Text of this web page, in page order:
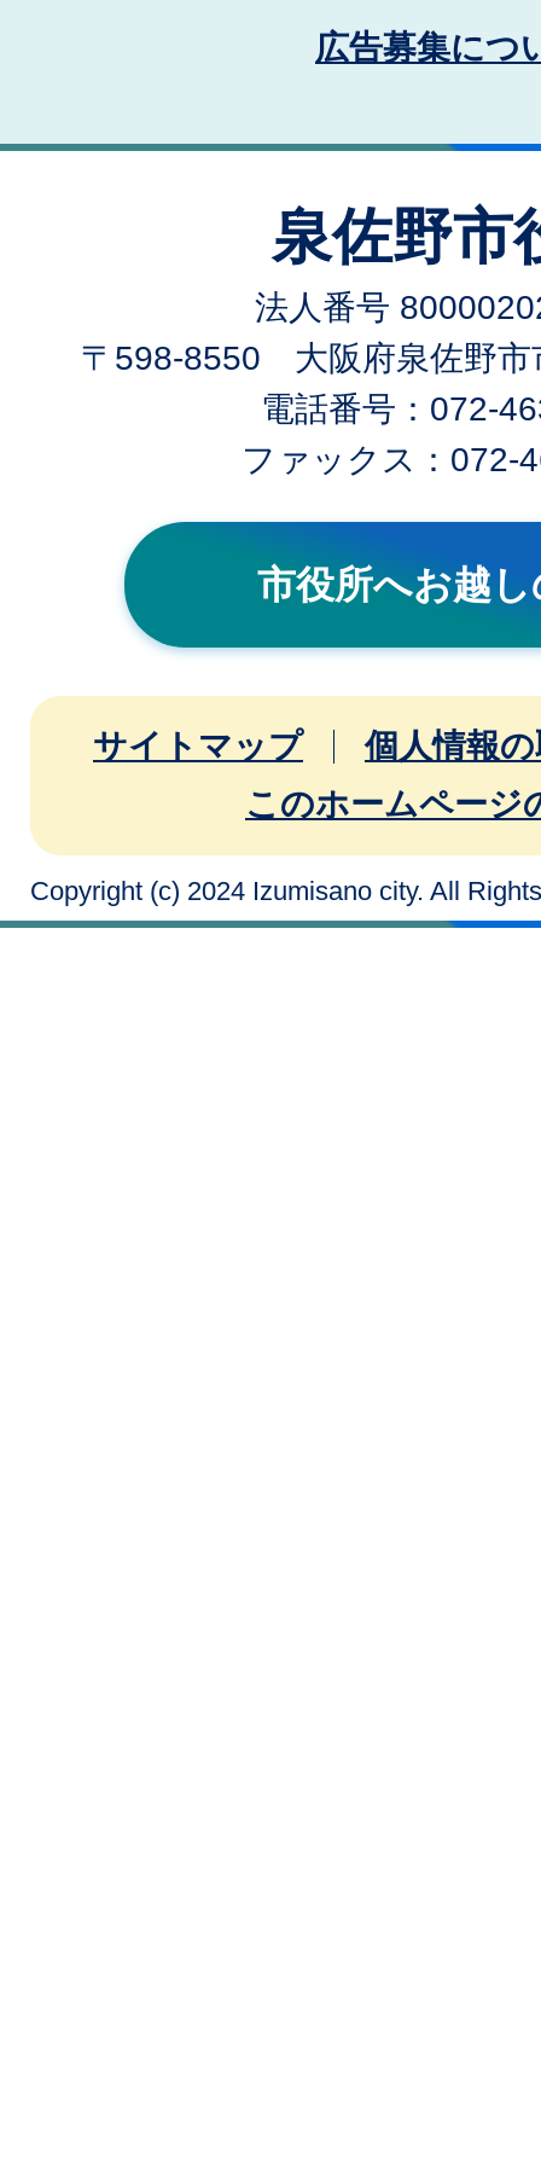
広告募集につ
泉佐野市
法人番号
〒598-8550 大阪府泉佐野市
電話番号：072-
ファックス：072-
市役所へお越
サイトマップ
個人情報
このホームページ
Copyright (c) 2024 Izumisano city. All